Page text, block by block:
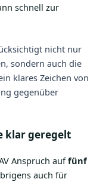
schnell zur
nicht nur
sondern auch die
klares Zeichen von
gegenüber
klar geregelt
Anspruch auffünf
auch für